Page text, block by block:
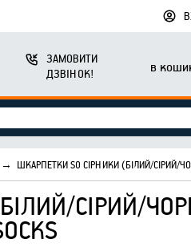
ЗАМОВИТИ
ДЗВІНОК!
в
→ ШКАРПЕТКИ S0 СІРНИКИ (БІЛИЙ/СІРИЙ/
СІРИЙ/